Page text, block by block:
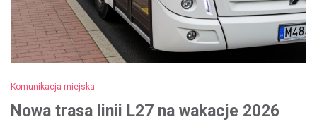
Komunikacja miejska
Nowa trasa linii L27 na wakacje 2026